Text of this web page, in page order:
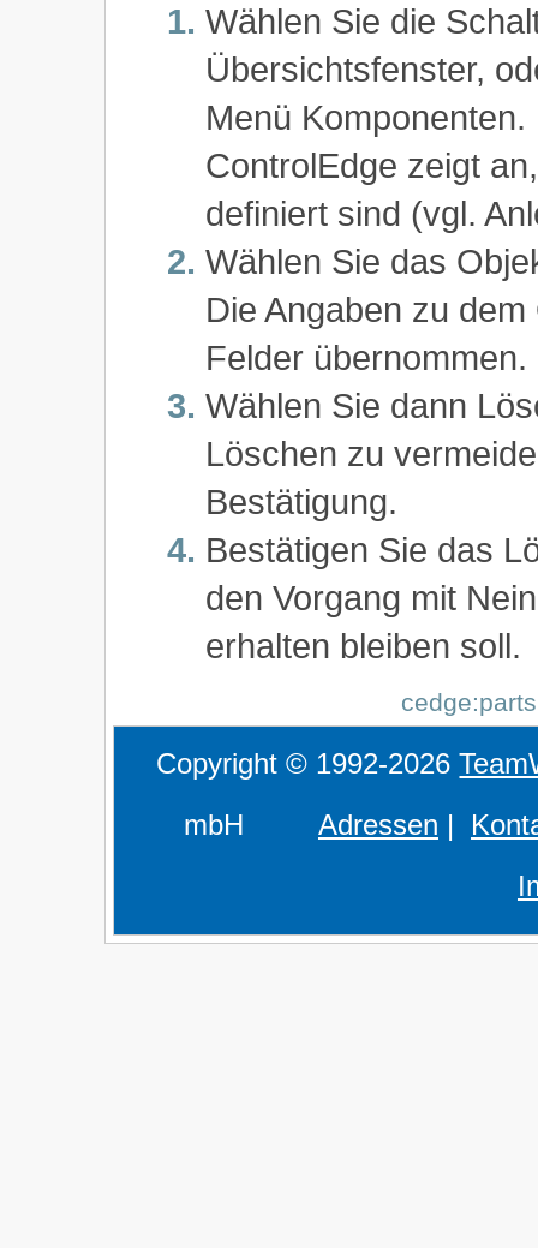
Wählen Sie die
Übersichtsfenster,
Menü Komponenten.
ControlEdge zeigt
definiert sind (vgl.
Wählen Sie das
Die Angaben zu
Felder übernommen.
Wählen Sie dann
Löschen zu
Bestätigung.
Bestätigen Sie das
den Vorgang mit
erhalten bleiben soll.
Copyright © 1992-2026
mbH Adressen |